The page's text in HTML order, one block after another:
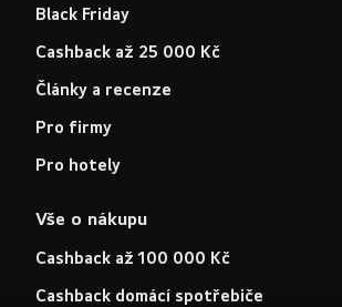
Black Friday
Cashback až 25 000 Kč
Články a recenze
Pro firmy
Pro hotely
Vše o nákupu
Cashback až 100 000 Kč
Cashback domácí spotřebiče